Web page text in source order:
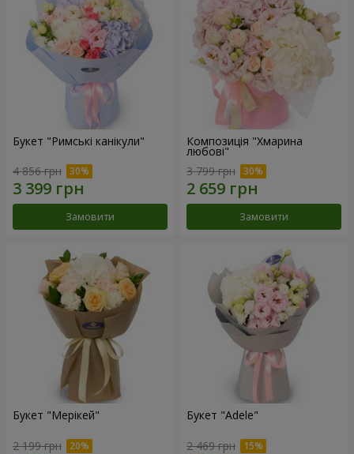
Букет "Римські канікули"
4 856 грн
Замовити
Композиція "Хмарина
любові"
3 799 грн
Замовити
Букет "Мерікей"
2 199 грн
Букет "Adele"
2 469 грн